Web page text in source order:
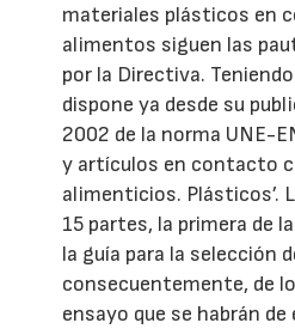
materiales plásticos en
alimentos siguen las
por la Directiva.
dispone ya desde su
2002 de la norma UNE-
y artículos en contacto
alimenticios. Plásticos’.
15 partes, la primera de
la guía para la selección
consecuentemente, de
ensayo que se habrán de